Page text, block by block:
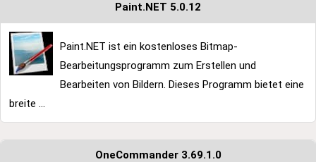
Paint.NET 5.0.12
Paint.NET ist ein kostenloses Bitmap-
Bearbeitungsprogramm zum Erstellen und
Bearbeiten von Bildern. Dieses Programm bietet eine
breite ...
OneCommander 3.69.1.0